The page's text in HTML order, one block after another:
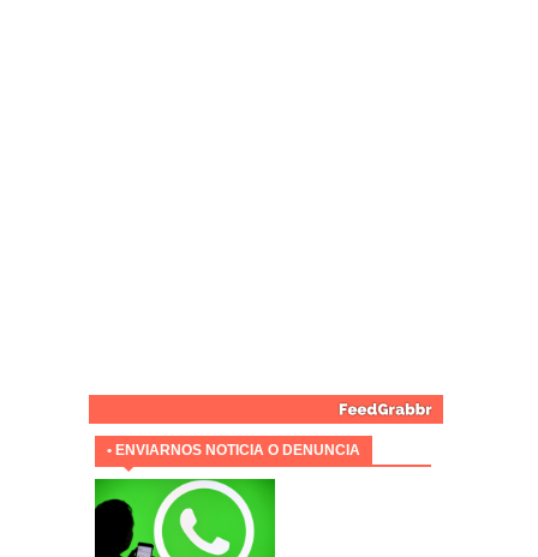
• ENVIARNOS NOTICIA O DENUNCIA